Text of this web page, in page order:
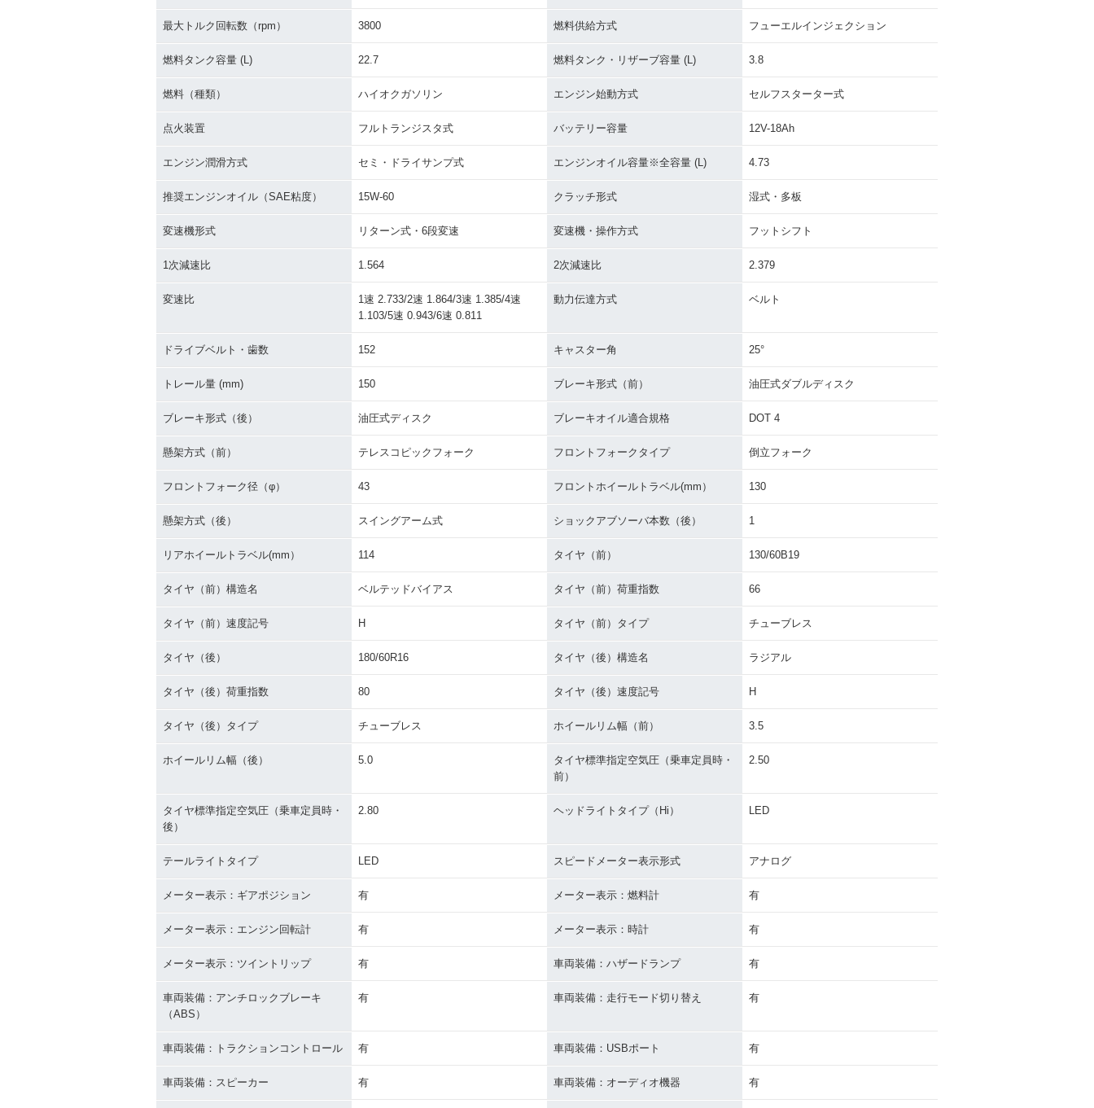
最大トルク回転数（rpm） 3800 燃料供給方式 フューエルインジェクション
燃料タンク容量 (L) 22.7 燃料タンク・リザーブ容量 (L) 3.8
燃料（種類） ハイオクガソリン エンジン始動方式 セルフスターター式
点火装置 フルトランジスタ式 バッテリー容量 12V-18Ah
エンジン潤滑方式 セミ・ドライサンプ式 エンジンオイル容量※全容量 (L) 4.73
推奨エンジンオイル（SAE粘度） 15W-60 クラッチ形式 湿式・多板
変速機形式 リターン式・6段変速 変速機・操作方式 フットシフト
1次減速比 1.564 2次減速比 2.379
変速比
1速 2.733/2速 1.864/3速 1.385/4速
1.103/5速 0.943/6速 0.811
動力伝達方式 ベルト
ドライブベルト・歯数 152 キャスター角 25°
トレール量 (mm) 150 ブレーキ形式（前） 油圧式ダブルディスク
ブレーキ形式（後） 油圧式ディスク ブレーキオイル適合規格 DOT 4
懸架方式（前） テレスコピックフォーク フロントフォークタイプ 倒立フォーク
フロントフォーク径（φ） 43 フロントホイールトラベル(mm） 130
懸架方式（後） スイングアーム式 ショックアブソーバ本数（後） 1
リアホイールトラベル(mm） 114 タイヤ（前） 130/60B19
タイヤ（前）構造名 ベルテッドバイアス タイヤ（前）荷重指数 66
タイヤ（前）速度記号 H タイヤ（前）タイプ チューブレス
タイヤ（後） 180/60R16 タイヤ（後）構造名 ラジアル
タイヤ（後）荷重指数 80 タイヤ（後）速度記号 H
タイヤ（後）タイプ チューブレス ホイールリム幅（前） 3.5
ホイールリム幅（後） 5.0
タイヤ標準指定空気圧（乗車定員時・
前）
2.50
タイヤ標準指定空気圧（乗車定員時・
後）
2.80 ヘッドライトタイプ（Hi） LED
テールライトタイプ LED スピードメーター表示形式 アナログ
メーター表示：ギアポジション 有 メーター表示：燃料計 有
メーター表示：エンジン回転計 有 メーター表示：時計 有
メーター表示：ツイントリップ 有 車両装備：ハザードランプ 有
車両装備：アンチロックブレーキ
（ABS）
有 車両装備：走行モード切り替え 有
車両装備：トラクションコントロール 有 車両装備：USBポート 有
車両装備：スピーカー 有 車両装備：オーディオ機器 有